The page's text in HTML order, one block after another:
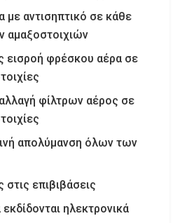
με αντισηπτικό σε κάθε
αμαξοστοιχιών
εισροή φρέσκου αέρα σε
αλλαγή φίλτρων αέρος σε
απολύμανση όλων των
επιβιβάσεις
εκδίδονται ηλεκτρονικά